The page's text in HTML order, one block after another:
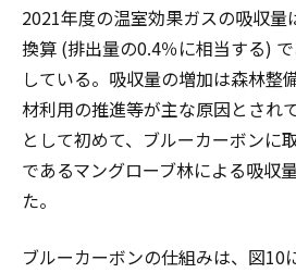
2021年度の温室効果ガスの吸収量
換算 (排出量の0.4％に相当する)
している。吸収量の増加は森林整
材利用の推進等が主な原因とされ
として初めて、ブルーカーボンに
であるマングローブ林による吸収
た。
ブルーカーボンの仕組みは、図10